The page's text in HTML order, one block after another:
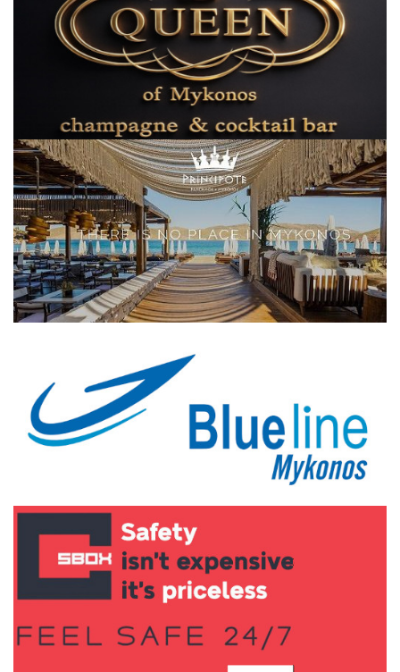
Elections 2023
Ελληνικά English